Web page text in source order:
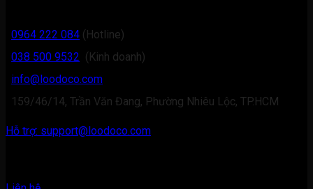
0964 222 084 (Hotline)
038 500 9532 (Kinh doanh)
info@loodoco.com
159/46/14, Trần Văn Đang, Phường Nhiêu Lộc, TP.HCM
Hỗ trợ: support@loodoco.com